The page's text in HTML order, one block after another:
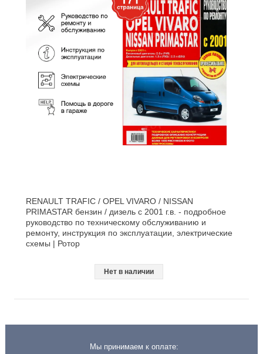
RENAULT TRAFIC / OPEL VIVARO / NISSAN
PRIMASTAR бензин / дизель с 2001 г.в. - подробное
руководство по техническому обслуживанию и
ремонту, инструкция по эксплуатации, электрические
схемы | Ротор
Нет в наличии
Мы принимаем к оплате: